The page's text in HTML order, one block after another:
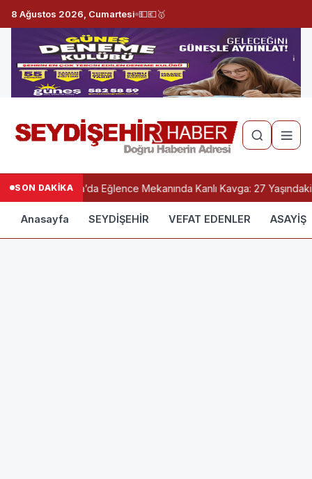
8 Ağustos 2026, Cumartesi 💵💶🥇
SON DAKİKAKonya’da Eğlence Mekanında Kanlı Kavga: 27 Yaşındaki
Anasayfa SEYDİŞEHİR VEFAT EDENLER ASAYİŞ